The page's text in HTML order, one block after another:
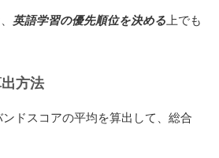
英語学習の優先順位を決める上でも
方法
ンドスコアの平均を算出して、総合